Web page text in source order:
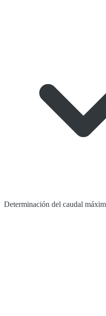
Determinación del caudal